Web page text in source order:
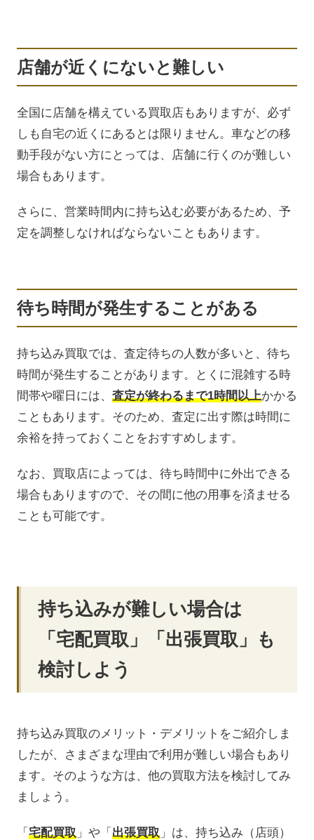
店舗が近くにないと難しい
全国に店舗を構えている買取店もありますが、必ず
しも自宅の近くにあるとは限りません。車などの移
動手段がない方にとっては、店舗に行くのが難しい
場合もあります。
さらに、営業時間内に持ち込む必要があるため、予
定を調整しなければならないこともあります。
待ち時間が発生することがある
持ち込み買取では、査定待ちの人数が多いと、待ち
時間が発生することがあります。とくに混雑する時
間帯や曜日には、 査定が終わるまで1時間以上かかる
こともあります。そのため、査定に出す際は時間に
余裕を持っておくことをおすすめします。
なお、買取店によっては、待ち時間中に外出できる
場合もありますので、その間に他の用事を済ませる
ことも可能です。
持ち込みが難しい場合は
「宅配買取」「出張買取」も
検討しよう
持ち込み買取のメリット・デメリットをご紹介しま
したが、さまざまな理由で利用が難しい場合もあり
ます。そのような方は、他の買取方法を検討してみ
ましょう。
「 宅配買取」や「 出張買取」は、持ち込み（店頭）